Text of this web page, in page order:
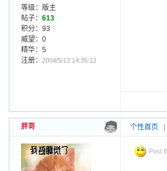
等级：版主
帖子： 613
积分：93
威望：0
精华：5
注册： 2004/5/13 14:35:12
胖哥 个性首页
Post